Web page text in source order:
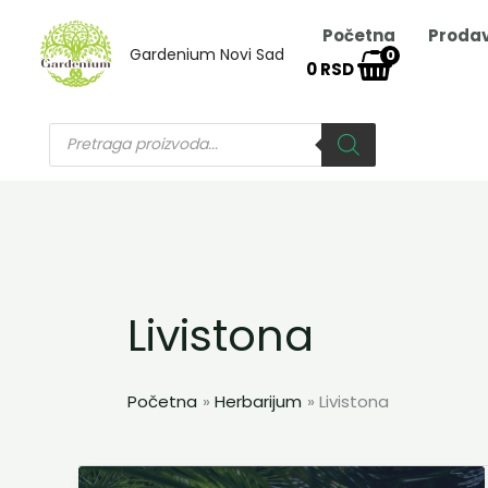
садржај
Gardenium Novi Sad
Početna
0RSD
0
Products
search
Livistona
Početna Herbarijum Livistona